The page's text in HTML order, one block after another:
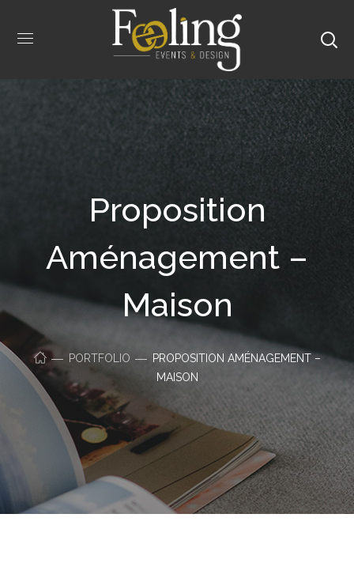
Proposition
Aménagement –
Maison
PORTFOLIO
PROPOSITION AMÉNAGEMENT –
MAISON